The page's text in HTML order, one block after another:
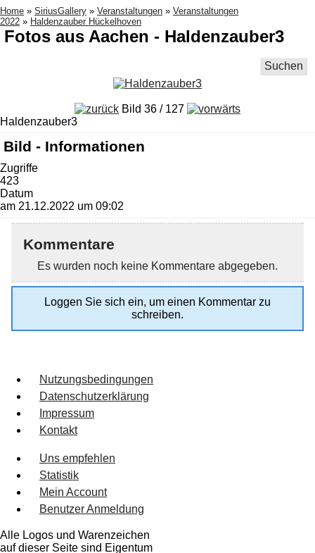
Home » SiriusGallery » Veranstaltungen » Veranstaltungen
2022 » Haldenzauber Hückelhoven
Fotos aus Aachen - Haldenzauber3
Suchen
Bild 36 / 127
Haldenzauber3
Bild - Informationen
Zugriffe
423
Datum
am 21.12.2022 um 09:02
Kommentare
Es wurden noch keine Kommentare abgegeben.
Loggen Sie sich ein, um einen Kommentar zu
schreiben.
Nutzungsbedingungen
Datenschutzerklärung
Impressum
Kontakt
Uns empfehlen
Statistik
Mein Account
Benutzer Anmeldung
Alle Logos und Warenzeichen
auf dieser Seite sind Eigentum